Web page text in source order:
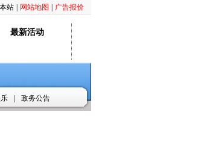
广告报价
网站地图
站
最新活动
政务公告